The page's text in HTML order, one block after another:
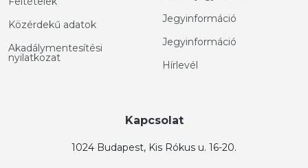
Közérdekű adatok
Akadálymentesítési
nyilatkozat
Jegyinformáció
Jegyinformáció
Hírlevél
Kapcsolat
1024 Budapest, Kis Rókus u. 16-20.